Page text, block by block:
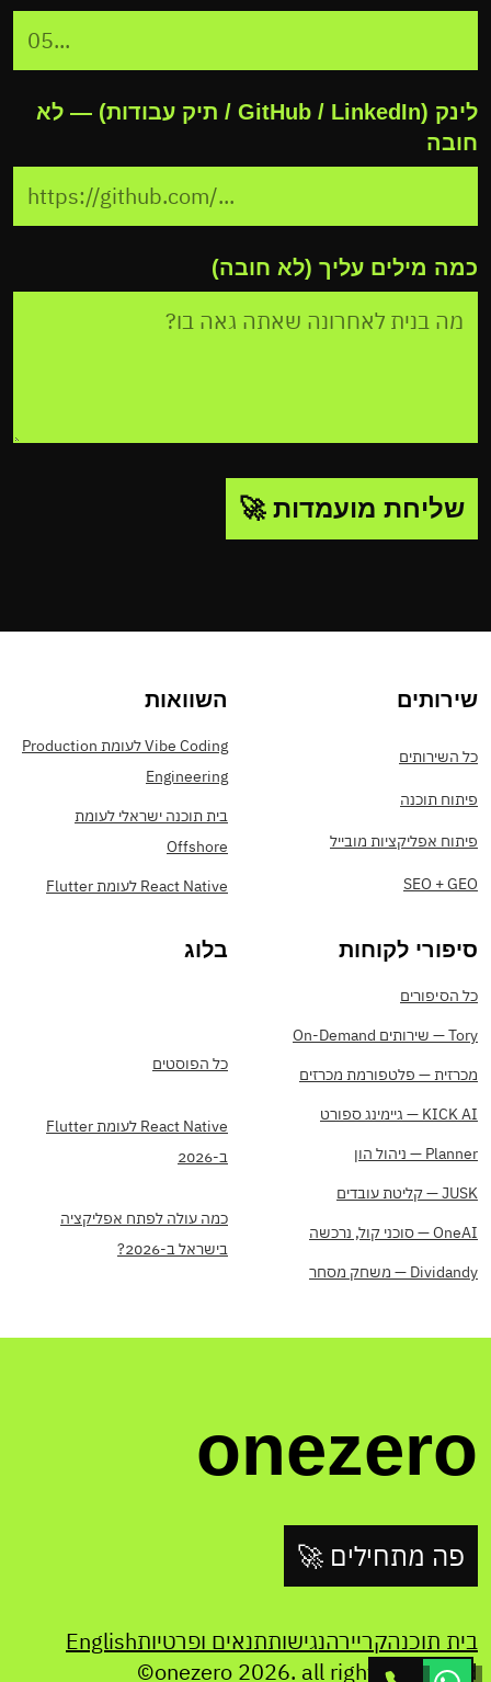
לינק (GitHub / LinkedIn / תיק עבודות) — לא
חובה
כמה מילים עליך (לא חובה)
שליחת מועמדות 🚀
שירותים
כל השירותים
פיתוח תוכנה
פיתוח אפליקציות מובייל
SEO + GEO
השוואות
Vibe Coding לעומת Production
Engineering
בית תוכנה ישראלי לעומת
Offshore
React Native לעומת Flutter
סיפורי לקוחות
כל הסיפורים
Tory — שירותים On-Demand
מכרזית — פלטפורמת מכרזים
KICK AI — גיימינג ספורט
Planner — ניהול הון
JUSK — קליטת עובדים
OneAI — סוכני קול, נרכשה
Dividandy — משחק מסחר
בלוג
כל הפוסטים
React Native לעומת Flutter
ב-2026
כמה עולה לפתח אפליקציה
בישראל ב-2026?
onezero
פה מתחילים 🚀
בית תוכנהקריירהנגישותתנאים ופרטיותEnglish
©onezero 2026. all rights reserved